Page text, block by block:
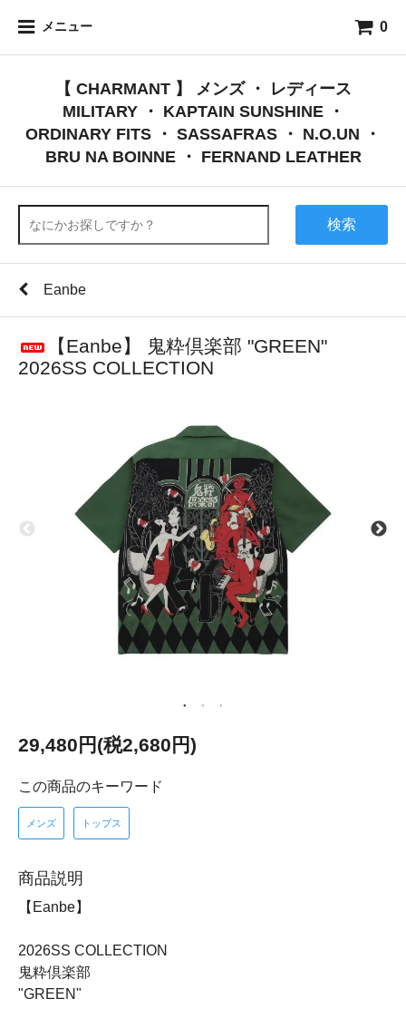
メニュー 0
【 CHARMANT 】 メンズ ・ レディース
MILITARY ・ KAPTAIN SUNSHINE ・
ORDINARY FITS ・ SASSAFRAS ・ N.O.UN ・
BRU NA BOINNE ・ FERNAND LEATHER
検索
Eanbe
【Eanbe】 鬼粋倶楽部 "GREEN"
2026SS COLLECTION
29,480円(税2,680円)
この商品のキーワード
メンズ トップス
商品説明
【Eanbe】
2026SS COLLECTION
鬼粋倶楽部
"GREEN"